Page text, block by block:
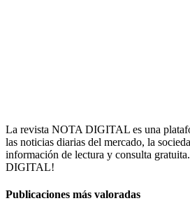
La revista NOTA DIGITAL es una
las noticias diarias del mercado, la
información de lectura y consulta
DIGITAL!
Publicaciones más valoradas